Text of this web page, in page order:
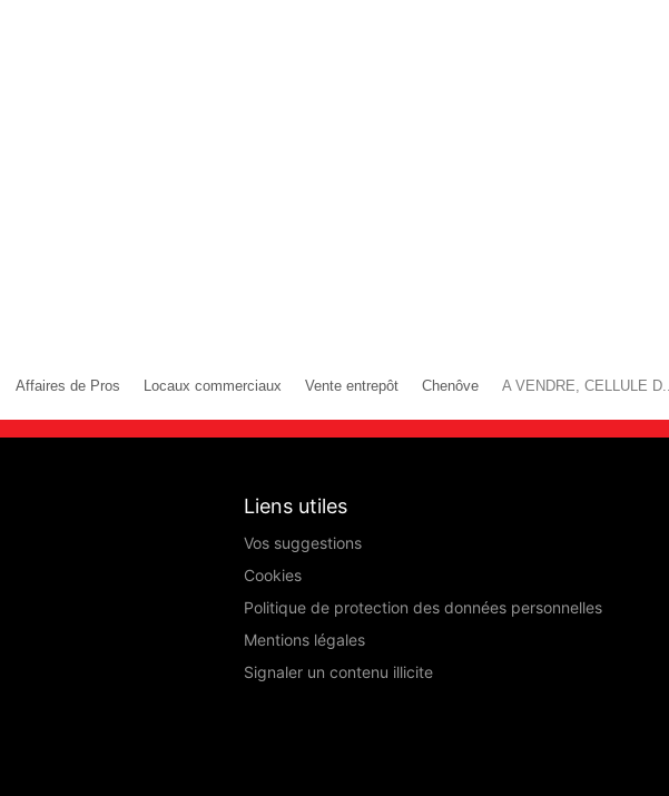
Affaires de Pros Locaux commerciaux Vente entrepôt Chenôve A VENDRE, CELLULE D...
Liens utiles
Vos suggestions
Cookies
Politique de protection des données personnelles
Mentions légales
Signaler un contenu illicite